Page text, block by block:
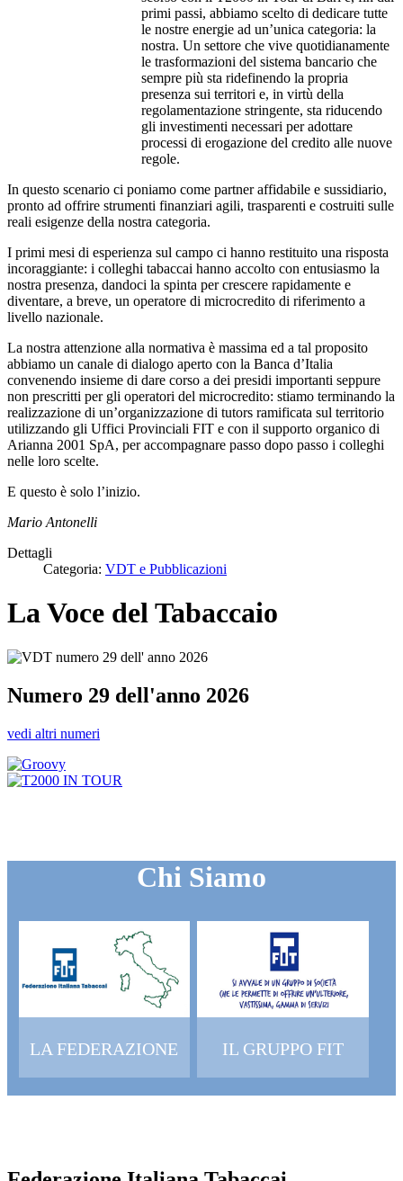
primi passi, abbiamo scelto di dedicare tutte
le nostre energie ad un’unica categoria: la
nostra. Un settore che vive quotidianamente
le trasformazioni del sistema bancario che
sempre più sta ridefinendo la propria
presenza sui territori e, in virtù della
regolamentazione stringente, sta riducendo
gli investimenti necessari per adottare
processi di erogazione del credito alle nuove
regole.
In questo scenario ci poniamo come partner affidabile e sussidiario,
pronto ad offrire strumenti finanziari agili, trasparenti e costruiti sulle
reali esigenze della nostra categoria.
I primi mesi di esperienza sul campo ci hanno restituito una risposta
incoraggiante: i colleghi tabaccai hanno accolto con entusiasmo la
nostra presenza, dandoci la spinta per crescere rapidamente e
diventare, a breve, un operatore di microcredito di riferimento a
livello nazionale.
La nostra attenzione alla normativa è massima ed a tal proposito
abbiamo un canale di dialogo aperto con la Banca d’Italia
convenendo insieme di dare corso a dei presidi importanti seppure
non prescritti per gli operatori del microcredito: stiamo terminando la
realizzazione di un’organizzazione di tutors ramificata sul territorio
utilizzando gli Uffici Provinciali FIT e con il supporto organico di
Arianna 2001 SpA, per accompagnare passo dopo passo i colleghi
nelle loro scelte.
E questo è solo l’inizio.
Mario Antonelli
Dettagli
Categoria: VDT e Pubblicazioni
La Voce del Tabaccaio
Numero 29 dell'anno 2026
vedi altri numeri
Chi Siamo
LA FEDERAZIONE IL GRUPPO FIT